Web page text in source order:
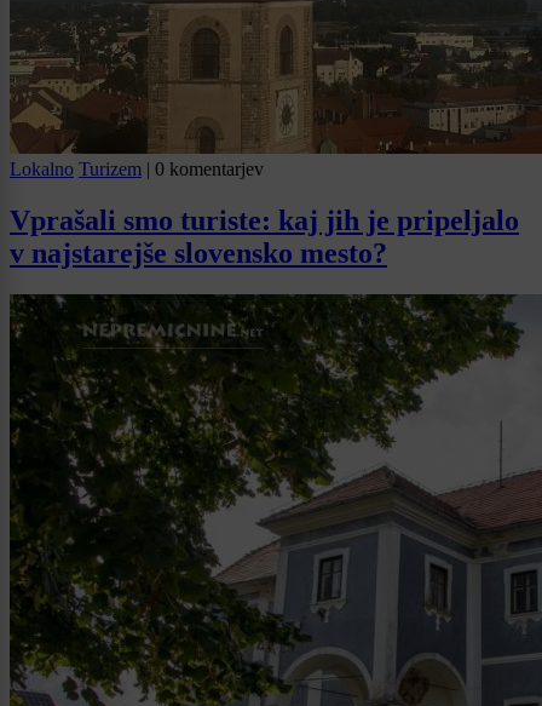
Lokalno Turizem | 0 komentarjev
Vprašali smo turiste: kaj jih je pripeljalo
v najstarejše slovensko mesto?